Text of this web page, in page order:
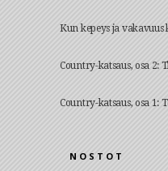
Kun kepeys ja vakavuus
Country-katsaus, osa 2:
Country-katsaus, osa 1:
NOSTOT